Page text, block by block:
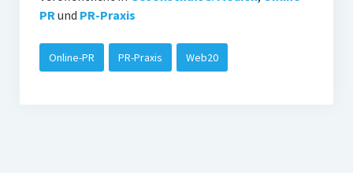
PRund PR-Praxis
Online-PR PR-Praxis Web20